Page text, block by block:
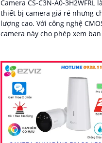
Camera CS-C3N-A0-3H2WFRL
thiết bị camera giá rẻ nhưng
lượng cao. Với công nghệ CMOS,
camera này cho phép xem ban
cách 30m với ánh sáng hồng